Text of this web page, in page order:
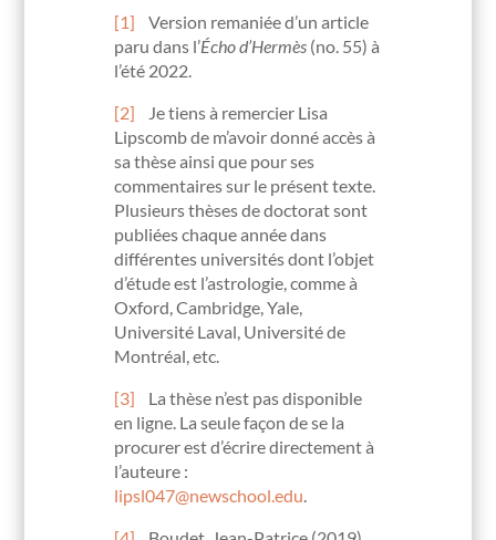
[1] Version remaniée d’un article
paru dans l’Écho d’Hermès (no. 55) à
l’été 2022.
[2] Je tiens à remercier Lisa
Lipscomb de m’avoir donné accès à
sa thèse ainsi que pour ses
commentaires sur le présent texte.
Plusieurs thèses de doctorat sont
publiées chaque année dans
différentes universités dont l’objet
d’étude est l’astrologie, comme à
Oxford, Cambridge, Yale,
Université Laval, Université de
Montréal, etc.
[3] La thèse n’est pas disponible
en ligne. La seule façon de se la
procurer est d’écrire directement à
l’auteure :
lipsl047@newschool.edu.